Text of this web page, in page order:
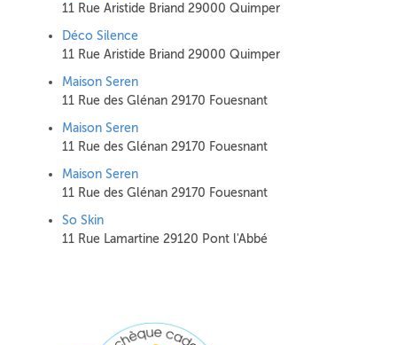
11 Rue Aristide Briand 29000 Quimper
Déco Silence
11 Rue Aristide Briand 29000 Quimper
Maison Seren
11 Rue des Glénan 29170 Fouesnant
Maison Seren
11 Rue des Glénan 29170 Fouesnant
Maison Seren
11 Rue des Glénan 29170 Fouesnant
So Skin
11 Rue Lamartine 29120 Pont l'Abbé